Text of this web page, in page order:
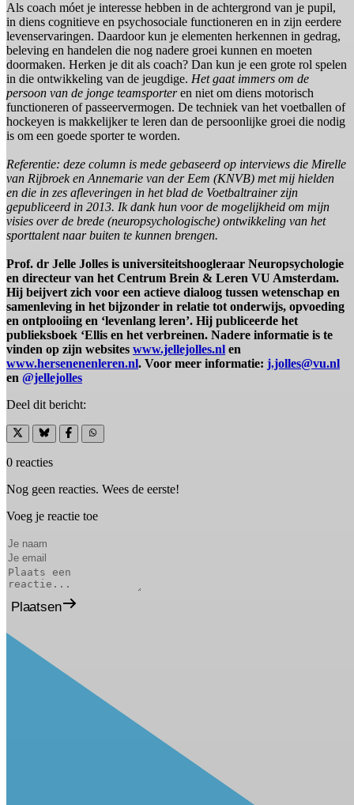
Als coach móet je interesse hebben in de achtergrond van je pupil,
in diens cognitieve en psychosociale functioneren en in zijn eerdere
levenservaringen. Daardoor kun je elementen herkennen in gedrag,
beleving en handelen die nog nadere groei kunnen en moeten
doormaken. Herken je dit als coach? Dan kun je een grote rol spelen
in die ontwikkeling van de jeugdige. Het gaat immers om de
persoon van de jonge teamsporteren niet om diens motorisch
functioneren of passeervermogen. De techniek van het voetballen of
hockeyen is makkelijker te leren dan de persoonlijke groei die nodig
is om een goede sporter te worden.
Referentie: deze column is mede gebaseerd op interviews die Mirelle
van Rijbroek en Annemarie van der Eem (KNVB) met mij hielden
en die in zes afleveringen in het blad de Voetbaltrainer zijn
gepubliceerd in 2013. Ik dank hun voor de mogelijkheid om mijn
visies over de brede (neuropsychologische) ontwikkeling van het
sporttalent naar buiten te kunnen brengen.
Prof. dr Jelle Jolles is universiteitshoogleraar Neuropsychologie
en directeur van het Centrum Brein & Leren VU Amsterdam.
Hij beijvert zich voor een actieve dialoog tussen wetenschap en
samenleving in het bijzonder in relatie tot onderwijs, opvoeding
en ontplooiing en ‘levenlang leren’. Hij publiceerde het
publieksboek ‘Ellis en het verbreinen. Nadere informatie is te
vinden op zijn websites www.jellejolles.nl en
www.hersenenenleren.nl. Voor meer informatie: j.jolles@vu.nl
en @jellejolles
Deel dit bericht:
0 reacties
Nog geen reacties. Wees de eerste!
Voeg je reactie toe
Plaatsen